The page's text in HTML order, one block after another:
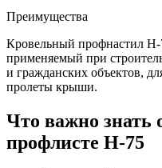
Преимущества
Кровельный профнастил Н-
применяемый при
и гражданских объектов,
пролеты крыши.
Что важно знать
профлисте Н-75